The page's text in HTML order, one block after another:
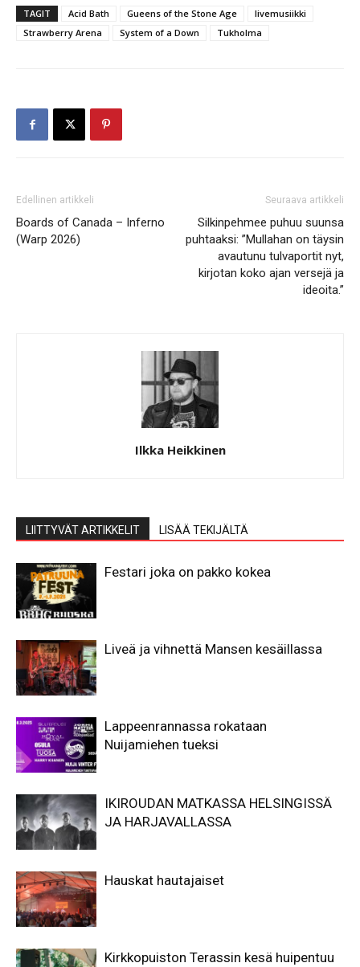
TAGIT Acid Bath Gueens of the Stone Age
livemusiikki
Strawberry Arena
System of a Down Tukholma
Edellinen artikkeli
Boards of Canada – Inferno
(Warp 2026)
Seuraava artikkeli
Silkinpehmee puhuu suunsa
puhtaaksi: ”Mullahan on täysin
avautunu tulvaportit nyt,
kirjotan koko ajan versejä ja
ideoita.”
Ilkka Heikkinen
LIITTYVÄT ARTIKKELIT LISÄÄ TEKIJÄLTÄ
Festari joka on pakko kokea
Liveä ja vihnettä Mansen kesäillassa
Lappeenrannassa rokataan
Nuijamiehen tueksi
IKIROUDAN MATKASSA HELSINGISSÄ
JA HARJAVALLASSA
Hauskat hautajaiset
Kirkkopuiston Terassin kesä huipentuu